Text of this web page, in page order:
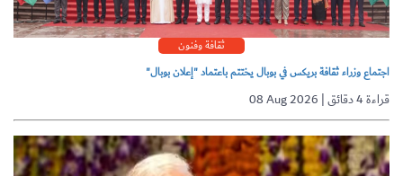
ثقافة وفنون
اجتماع وزراء ثقافة بريكس في بوبال يختتم باعتماد "إعلان بوبال"
08 Aug 2026 | قراءة 4 دقائق